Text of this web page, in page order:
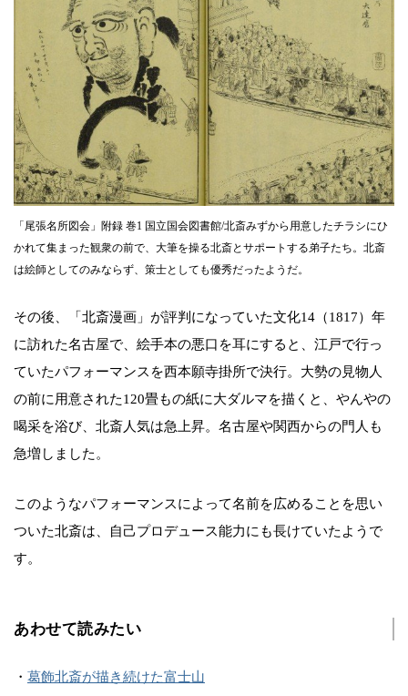
「尾張名所図会」附録 巻1 国立国会図書館/北斎みずから用意したチラシにひ
かれて集まった観衆の前で、大筆を操る北斎とサポートする弟子たち。北斎
は絵師としてのみならず、策士としても優秀だったようだ。
その後、「北斎漫画」が評判になっていた文化14（1817）年
に訪れた名古屋で、絵手本の悪口を耳にすると、江戸で行っ
ていたパフォーマンスを西本願寺掛所で決行。大勢の見物人
の前に用意された120畳もの紙に大ダルマを描くと、やんやの
喝采を浴び、北斎人気は急上昇。名古屋や関西からの門人も
急増しました。
このようなパフォーマンスによって名前を広めることを思い
ついた北斎は、自己プロデュース能力にも長けていたようで
す。
あわせて読みたい
・ 葛飾北斎が描き続けた富士山